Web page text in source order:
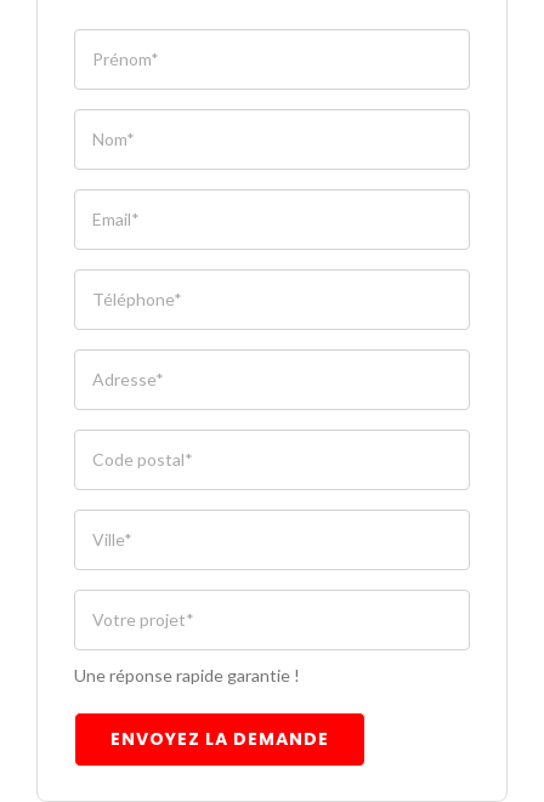
Une réponse rapide garantie !
ENVOYEZ LA DEMANDE